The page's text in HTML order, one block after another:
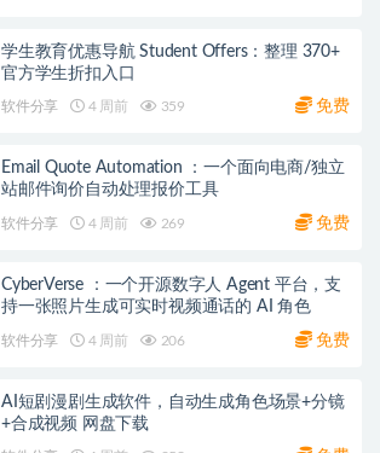
学生教育优惠导航 Student Offers：整理 370+
官方学生折扣入口
软件分享 4 周前 359 免费
Email Quote Automation ：一个面向电商/独立
站邮件询价自动处理报价工具
软件分享 4 周前 269 免费
CyberVerse ：一个开源数字人 Agent 平台，支
持一张照片生成可实时视频通话的 AI 角色
软件分享 4 周前 206 免费
AI短剧漫剧生成软件，自动生成角色场景+分镜
+合成视频 网盘下载